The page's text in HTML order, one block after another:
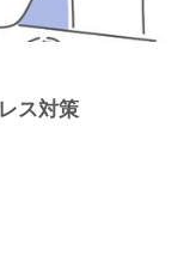
ス対策